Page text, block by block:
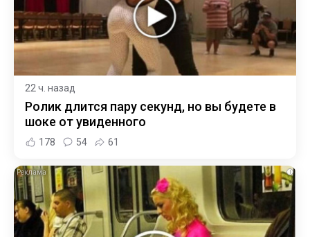
22 ч. назад
Ролик длится пару секунд, но вы будете в
шоке от увиденного
178 54 61
i